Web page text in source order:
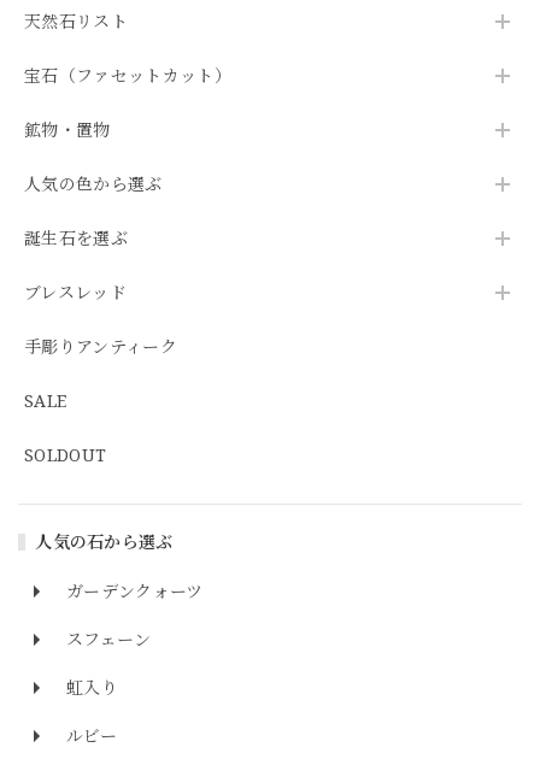
天然石リスト
宝石（ファセットカット）
鉱物・置物
人気の色から選ぶ
誕生石を選ぶ
ブレスレッド
手彫りアンティーク
SALE
SOLDOUT
人気の石から選ぶ
ガーデンクォーツ
スフェーン
虹入り
ルビー